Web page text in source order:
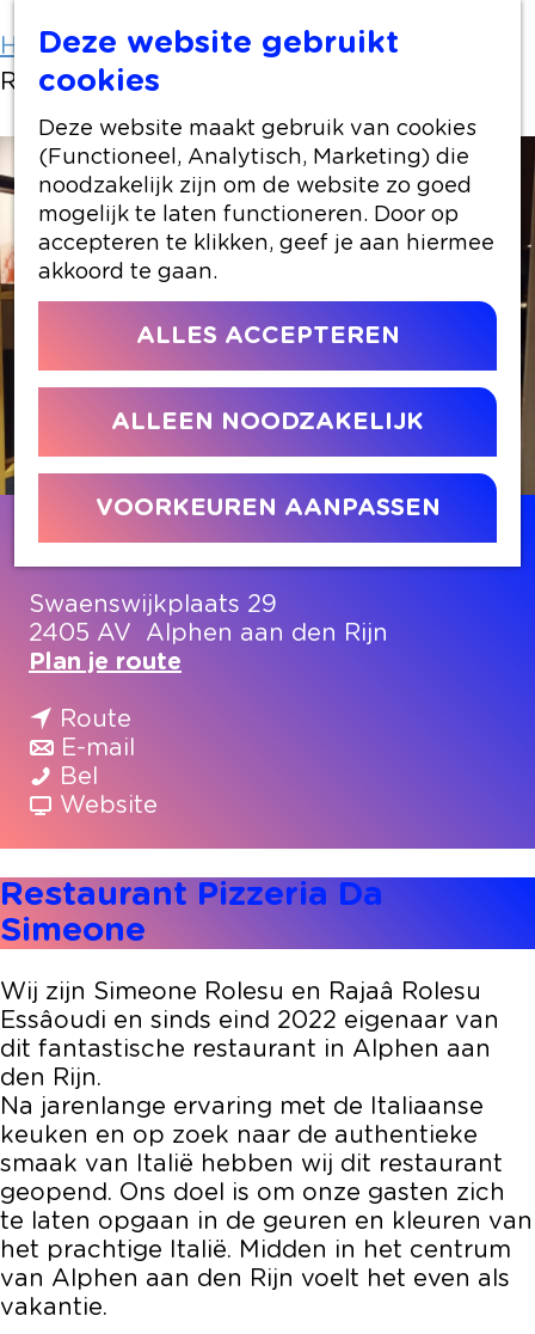
Deze website gebruikt
cookies
Deze website maakt gebruik van cookies
(Functioneel, Analytisch, Marketing) die
noodzakelijk zijn om de website zo goed
mogelijk te laten functioneren. Door op
accepteren te klikken, geef je aan hiermee
akkoord te gaan.
ALLES ACCEPTEREN
ALLEEN NOODZAKELIJK
VOORKEUREN AANPASSEN
Home
Locaties winkelen
Restaurant Pizzeria Da Simeone
Contact
Swaenswijkplaats 29
2405 AV
Alphen aan den Rijn
Plan je route
a
r
n
t
P
z
z
e
r
i
a
D
Route
r
s
t
a
r
a
n
P
i
z
z
e
r
i
E-mail
a
e
s
t
u
r
a
t
P
i
z
z
e
r
Bel
e
a
u
r
a
n
t
P
i
z
z
e
r
i
a
D
a
Website
R
s
a
u
r
n
t
P
i
z
z
e
Restaurant Pizzeria Da
Simeone
Wij zijn Simeone Rolesu en Rajaâ Rolesu
Essâoudi en sinds eind 2022 eigenaar van
dit fantastische restaurant in Alphen aan
den Rijn.
Na jarenlange ervaring met de Italiaanse
keuken en op zoek naar de authentieke
smaak van Italië hebben wij dit restaurant
geopend. Ons doel is om onze gasten zich
te laten opgaan in de geuren en kleuren van
het prachtige Italië. Midden in het centrum
van Alphen aan den Rijn voelt het even als
vakantie.